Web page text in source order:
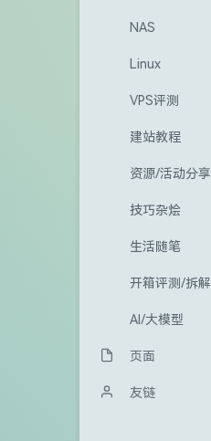
NAS
Linux
VPS评测
建站教程
资源/活动分享
技巧杂烩
生活随笔
开箱评测/拆解
AI/大模型
页面
归档栏
友链